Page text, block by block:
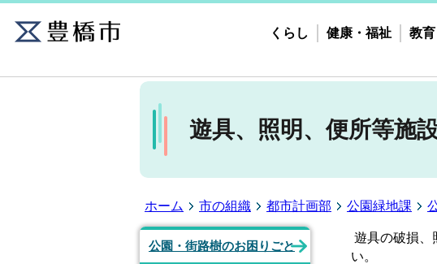
くらし 健康・福祉 教
遊具、照明、便所等施
ホーム 市の組織 都市計画部 公園緑地課
公園・街路樹のお困りごと
遊具の破損、
い。